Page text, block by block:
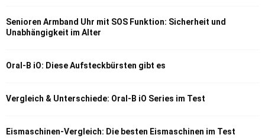
Senioren Armband Uhr mit SOS Funktion: Sicherheit und
Unabhängigkeit im Alter
Oral-B iO: Diese Aufsteckbürsten gibt es
Vergleich & Unterschiede: Oral-B iO Series im Test
Eismaschinen-Vergleich: Die besten Eismaschinen im Test